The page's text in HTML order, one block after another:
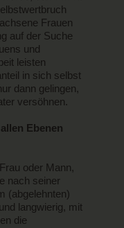
Frauen
auf der Suche
und
leisten
in sich selbst
dann gelingen,
versöhnen.
Ebenen
oder Mann,
nach seiner
(abgelehnten)
langwierig, mit
die